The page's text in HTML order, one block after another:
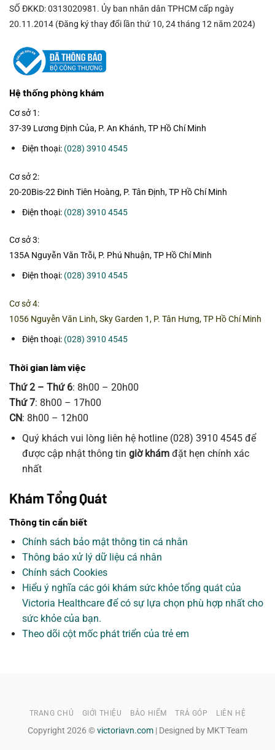
trang
sản
trang
sản
SỐ ĐKKD: 0313020981. Ủy ban nhân dân TPHCM cấp ngày
20.11.2014 (Đăng ký thay đổi lần thứ 10, 24 tháng 12 năm 2024)
Hệ thống phòng khám
Cơ sở 1:
37-39 Lương Định Của, P. An Khánh, TP Hồ Chí Minh
Điện thoại: (028) 3910 4545
Cơ sở 2:
20-20Bis-22 Đinh Tiên Hoàng, P. Tân Định, TP Hồ Chí Minh
Điện thoại: (028) 3910 4545
Cơ sở 3:
135A Nguyễn Văn Trỗi, P. Phú Nhuận, TP Hồ Chí Minh
Điện thoại: (028) 3910 4545
Cơ sở 4:
1056 Nguyễn Văn Linh, Sky Garden 1, P. Tân Hưng, TP Hồ Chí Minh
Điện thoại: (028) 3910 4545
Thời gian làm việc
Thứ 2 – Thứ 6: 8h00 – 20h00
Thứ 7: 8h00 – 17h00
CN: 8h00 – 12h00
Quý khách vui lòng liên hệ hotline (028) 3910 4545 để
được cập nhật thông tin giờ khámđặt hẹn chính xác
nhất
Khám Tổng Quát
Thông tin cần biết
Chính sách bảo mật thông tin cá nhân
Thông báo xử lý dữ liệu cá nhân
Chính sách Cookies
Hiểu ý nghĩa các gói khám sức khỏe tổng quát của
Victoria Healthcare để có sự lựa chọn phù hợp nhất cho
sức khỏe của bạn.
Theo dõi cột mốc phát triển của trẻ em
TRANG CHỦ GIỚI THIỆU BẢO HIỂM TRẢ GÓP LIÊN HỆ
Copyright 2026 ©victoriavn.com | Designed by MKT Team